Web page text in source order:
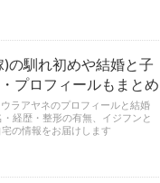
の馴れ初めや結婚と子
プロフィールもまとめ
ラアヤネのプロフィールと結婚
経歴・整形の有無、イジフンと
の情報をお届けします